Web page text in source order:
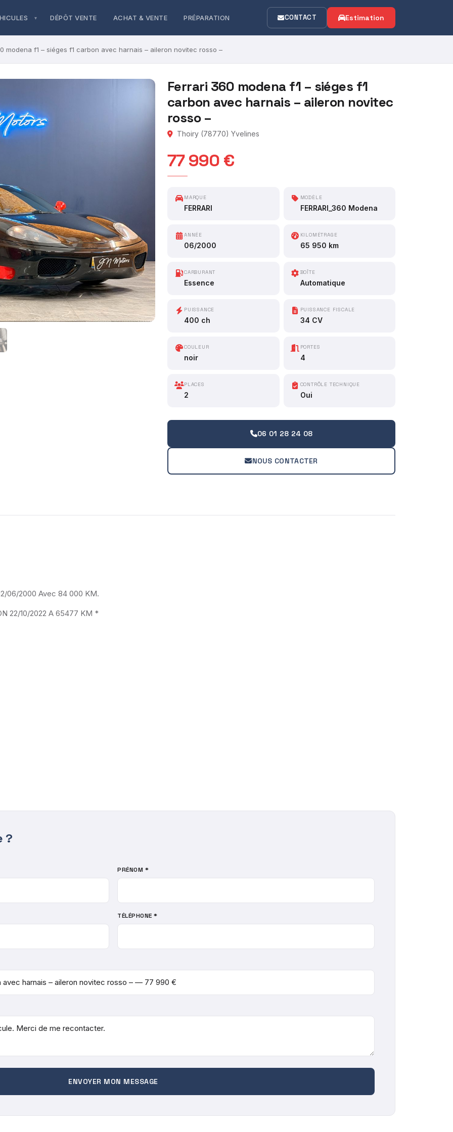
DÉPÔT VENTE ACHAT & VENTE PRÉPARATION CONTACT Estimation
modena f1 – siéges f1 carbon avec harnais – aileron novitec rosso –
Ferrari 360 modena f1 – siéges f1
carbon avec harnais – aileron novitec
rosso –
Thoiry (78770) Yvelines
77 990 €
MARQUE
FERRARI
MODÈLE
FERRARI_360 Modena
ANNÉE
06/2000
KILOMÉTRAGE
65 950 km
CARBURANT
Essence
BOÎTE
Automatique
PUISSANCE
400 ch
PUISSANCE FISCALE
34 CV
COULEUR
noir
PORTES
4
PLACES
2
CONTRÔLE TECHNIQUE
Oui
06 01 28 24 08
NOUS CONTACTER
06/2000 Avec 84 000 KM.
22/10/2022 A 65477 KM *
?
PRÉNOM *
TÉLÉPHONE *